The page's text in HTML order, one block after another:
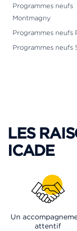
Programmes neufs
Montmagny
Programmes neufs
Programmes neufs
LES
ICADE
Un
attentif